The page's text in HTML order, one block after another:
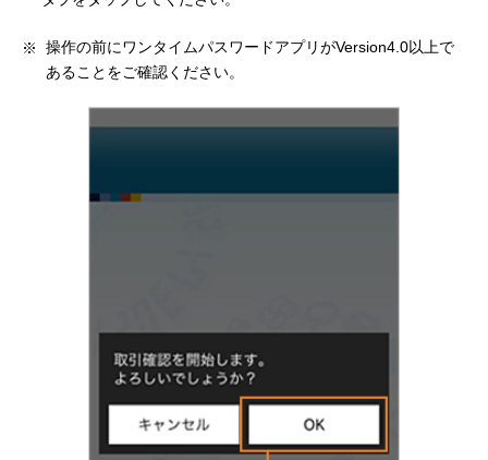
操作の前にワンタイムパスワードアプリがVersion4.0以上で
あることをご確認ください。